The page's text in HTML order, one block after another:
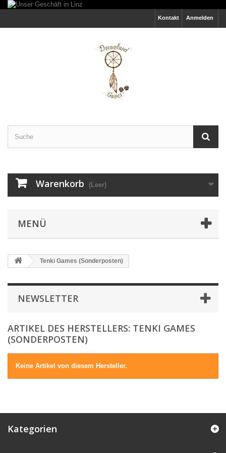
Anmelden
Kontakt
Warenkorb (Leer)
MENÜ
Tenki Games (Sonderposten)
NEWSLETTER
ARTIKEL DES HERSTELLERS: TENKI GAMES
(SONDERPOSTEN)
Keine Artikel von diesem Hersteller.
Kategorien